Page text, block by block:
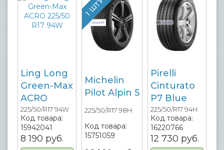
Ling Long
Green-Max
ACRO
225/50/R17 94W
Код товара:
15942041
8 190 руб.
Michelin
Pilot Alpin 5
225/50/R17 98H
Код товара:
15751059
Pirelli
Cinturato
P7 Blue
225/50/R17 94H
Код товара:
16220766
12 730 руб.